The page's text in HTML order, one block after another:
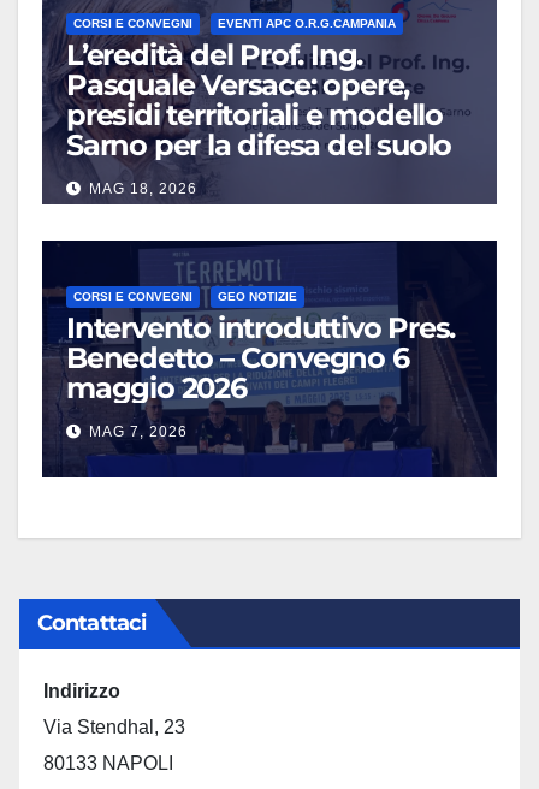
CORSI E CONVEGNI EVENTI APC O.R.G.CAMPANIA
L’eredità del Prof. Ing.
Pasquale Versace: opere,
presidi territoriali e modello
Sarno per la difesa del suolo
MAG 18, 2026
CORSI E CONVEGNI GEO NOTIZIE
Intervento introduttivo Pres.
Benedetto – Convegno 6
maggio 2026
MAG 7, 2026
Contattaci
Indirizzo
Via Stendhal, 23
80133 NAPOLI